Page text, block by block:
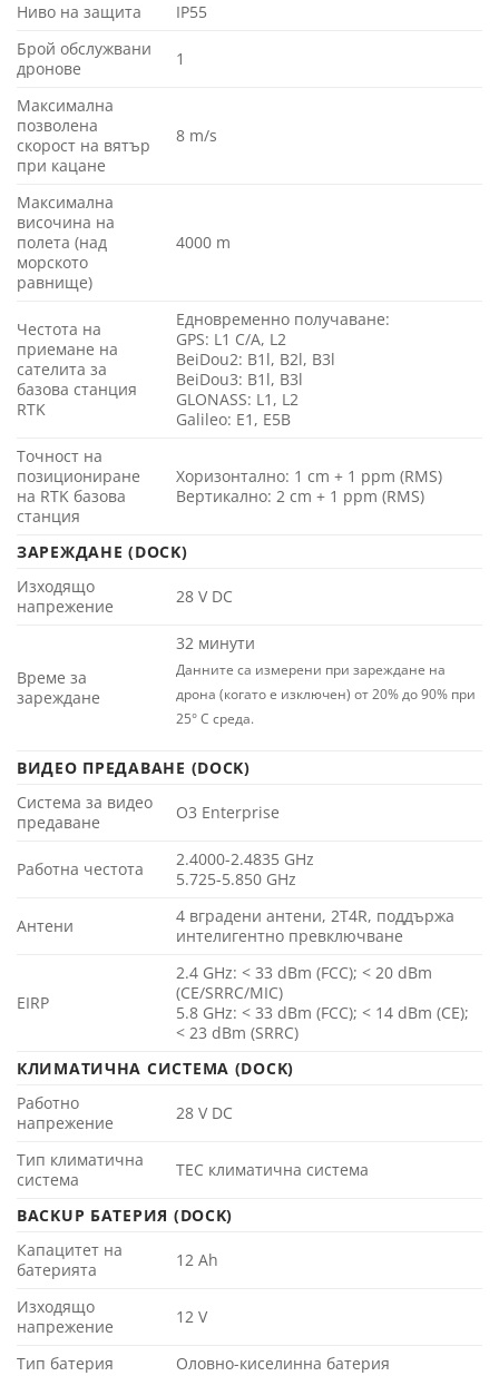
Ниво на защита
IP55
Брой обслужвани
дронове
1
Максимална
позволена
скорост на вятър
при кацане
8 m/s
Максимална
височина на
полета (над
морското
равнище)
4000 m
Честота на
приемане на
сателита за
базова станция
RTK
Едновременно получаване:
GPS: L1 C/A, L2
BeiDou2: B1l, B2l, B3l
BeiDou3: B1l, B3l
GLONASS: L1, L2
Galileo: E1, E5B
Точност на
позициониране
на RTK базова
станция
Хоризонтално: 1 cm + 1 ppm (RMS)
Вертикално: 2 cm + 1 ppm (RMS)
ЗАРЕЖДАНЕ (DOCK)
Изходящо
напрежение
28 V DC
Време за
зареждане
32 минути
Данните са измерени при зареждане на
дрона (когато е изключен) от 20% до 90% при
25° C среда.
ВИДЕО ПРЕДАВАНЕ (DOCK)
Система за видео
предаване
O3 Enterprise
Работна честота
2.4000-2.4835 GHz
5.725-5.850 GHz
Антени
4 вградени антени, 2T4R, поддържа
интелигентно превключване
EIRP
2.4 GHz: < 33 dBm (FCC); < 20 dBm
(CE/SRRC/MIC)
5.8 GHz: < 33 dBm (FCC); < 14 dBm (CE);
< 23 dBm (SRRC)
КЛИМАТИЧНА СИСТЕМА (DOCK)
Работно
напрежение
28 V DC
Тип климатична
система
TEC климатична система
BACKUP БАТЕРИЯ (DOCK)
Капацитет на
батерията
12 Ah
Изходящо
напрежение
12 V
Тип батерия Оловно-киселинна батерия